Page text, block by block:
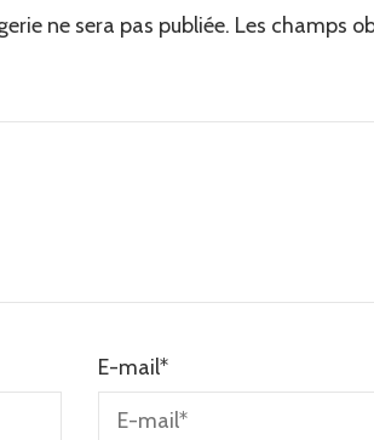
ne sera pas publiée. Les champs
E-mail*